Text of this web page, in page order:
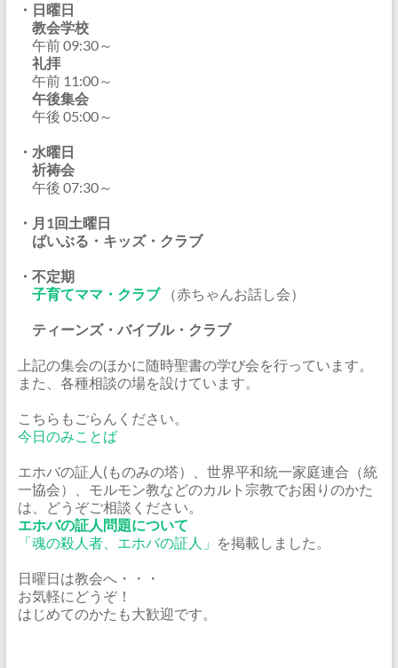
・日曜日
教会学校
午前 09:30～
礼拝
午前 11:00～
午後集会
午後 05:00～
・水曜日
祈祷会
午後 07:30～
・月1回土曜日
ばいぶる・キッズ・クラブ
・不定期
子育てママ・クラブ（赤ちゃんお話し会）
ティーンズ・バイブル・クラブ
上記の集会のほかに随時聖書の学び会を行っています。
また、各種相談の場を設けています。
こちらもごらんください。
今日のみことば
エホバの証人(ものみの塔）、世界平和統一家庭連合（統
一協会）、モルモン教などのカルト宗教でお困りのかた
は、どうぞご相談ください。
エホバの証人問題について
「魂の殺人者、エホバの証人」 を掲載しました。
日曜日は教会へ・・・
お気軽にどうぞ！
はじめてのかたも大歓迎です。